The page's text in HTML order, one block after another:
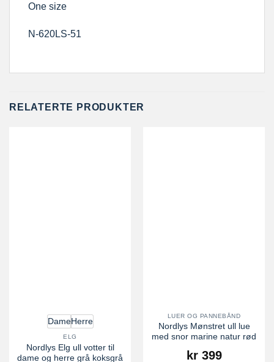
One size
N-620LS-51
RELATERTE PRODUKTER
DameHerre
ELG
Nordlys Elg ull votter til
dame og herre grå koksgrå
LUER OG PANNEBÅND
Nordlys Mønstret ull lue
med snor marine natur rød
kr399